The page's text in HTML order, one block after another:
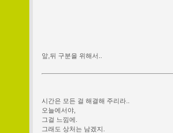
앞,뒤 구분을 위해서..
시간은 모든 걸 해결해 주리라..
오늘에서야,
그걸 느낌에.
그래도 상처는 남겠지.